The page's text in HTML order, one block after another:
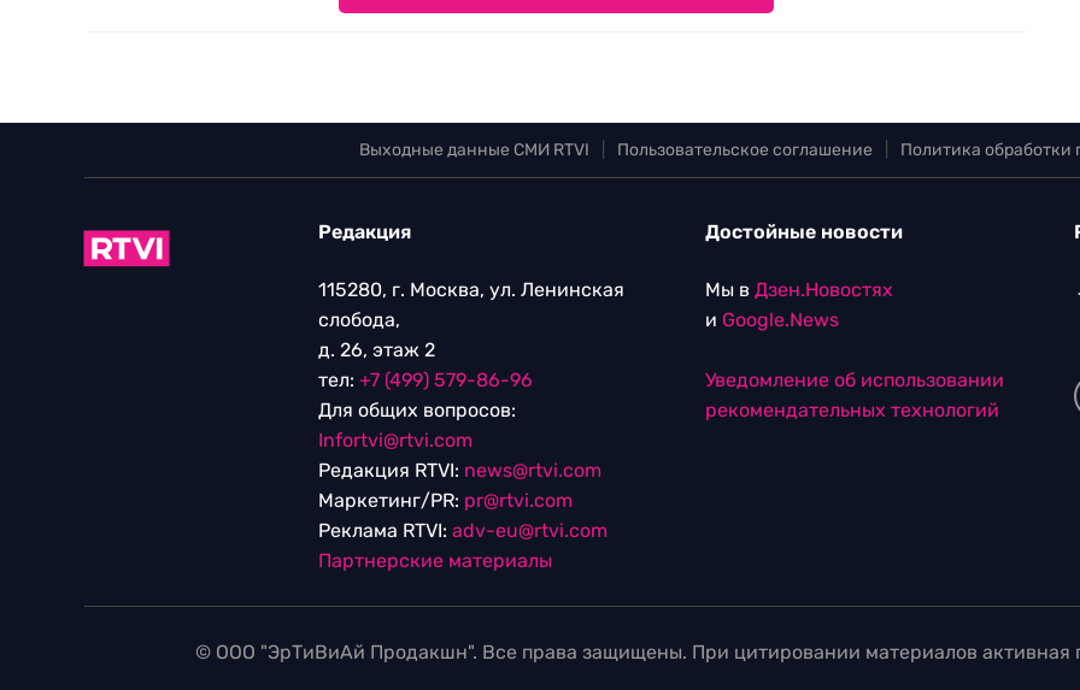
Выходные данные СМИ RTVI Пользовательское соглашение Политика
Редакция
115280, г. Москва, ул. Ленинская
слобода,
д. 26, этаж 2
тел: +7 (499) 579-86-96
Для общих вопросов:
Infortvi@rtvi.com
Редакция RTVI: news@rtvi.com
Маркетинг/PR: pr@rtvi.com
Реклама RTVI: adv-eu@rtvi.com
Партнерские материалы
Достойные новости
Мы в Дзен.Новостях
и Google.News
Уведомление об использовании
рекомендательных технологий
© ООО "ЭрТиВиАй Продакшн". Все права защищены. При цитировании материалов активная